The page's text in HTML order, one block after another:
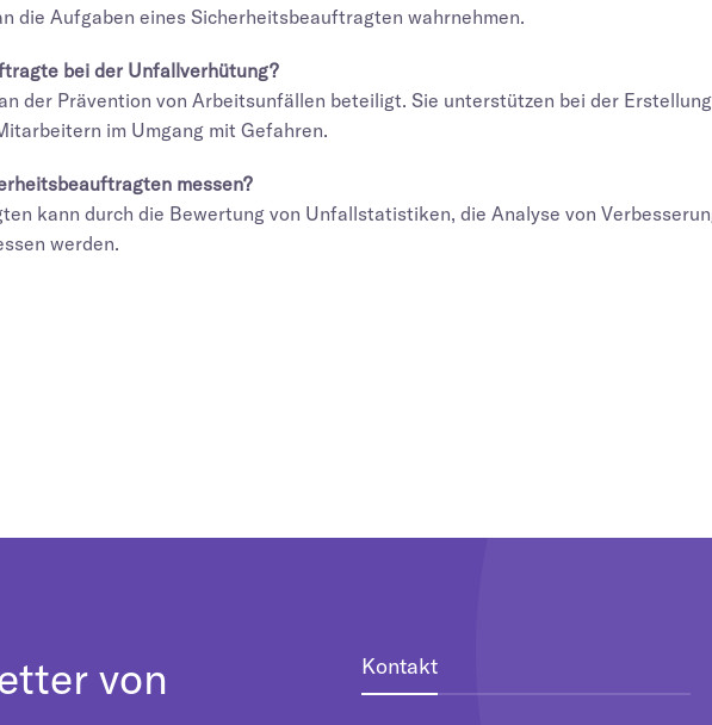
die Aufgaben eines Sicherheitsbeauftragten wahrnehmen.
bei der Unfallverhütung?
der Prävention von Arbeitsunfällen beteiligt. Sie unterstützen bei der
im Umgang mit Gefahren.
messen?
kann durch die Bewertung von Unfallstatistiken, die Analyse von
werden.
von
Kontakt